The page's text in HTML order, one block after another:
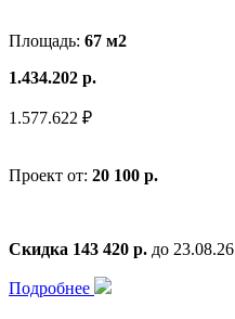
Площадь: 67 м2
1.434.202 р.
1.577.622 ₽
Проект от: 20 100 р.
Скидка 143 420 р. до 23.08.26
Подробнее